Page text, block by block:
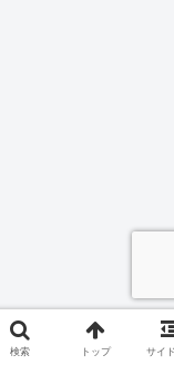
検索 トップ サイ